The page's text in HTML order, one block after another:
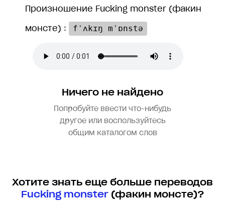
Произношение Fucking monster (факин
монсте) :
fˈʌkɪŋ mˈɒnstə
Ничего не найдено
Попробуйте ввести что-нибудь
другое или воспользуйтесь
общим каталогом слов
Хотите знать еще больше переводов
Fucking monster(факин монсте)?